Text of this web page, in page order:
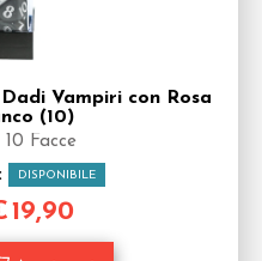
Vampiri con Rosa
(10)
Facce
DISPONIBILE
19,90